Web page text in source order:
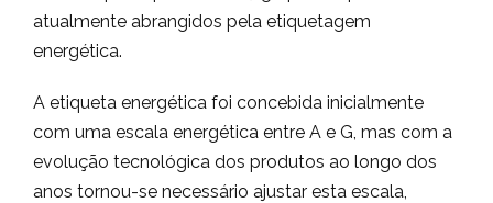
atualmente abrangidos pela etiquetagem
energética.
A etiqueta energética foi concebida inicialmente
com uma escala energética entre A e G, mas com a
evolução tecnológica dos produtos ao longo dos
anos tornou-se necessário ajustar esta escala,